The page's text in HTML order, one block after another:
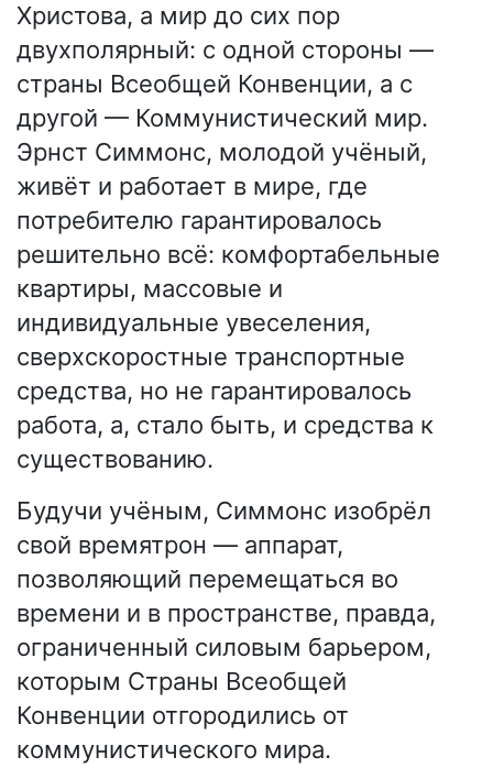
Христова, а мир до сих пор
двухполярный: с одной стороны —
страны Всеобщей Конвенции, а с
другой — Коммунистический мир.
Эрнст Симмонс, молодой учёный,
живёт и работает в мире, где
потребителю гарантировалось
решительно всё: комфортабельные
квартиры, массовые и
индивидуальные увеселения,
сверхскоростные транспортные
средства, но не гарантировалось
работа, а, стало быть, и средства к
существованию.
Будучи учёным, Симмонс изобрёл
свой времятрон — аппарат,
позволяющий перемещаться во
времени и в пространстве, правда,
ограниченный силовым барьером,
которым Страны Всеобщей
Конвенции отгородились от
коммунистического мира.